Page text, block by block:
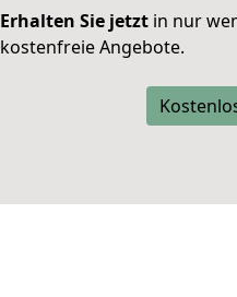
Erhalten Sie jetzt in nur
kostenfreie Angebote.